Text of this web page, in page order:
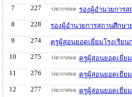
7
227
รองผู้อำนวยการ
8
228
รองผู้อำนวยการสถานศึกษา
9
274
ครูผู้สอนยอดเยี่ยมโรงเรีย
10
275
ครูผู้สอนยอดเยี่ย
11
276
ครูผู้สอนยอดเยี่ย
12
277
ครูผู้สอนยอดเยี่ย